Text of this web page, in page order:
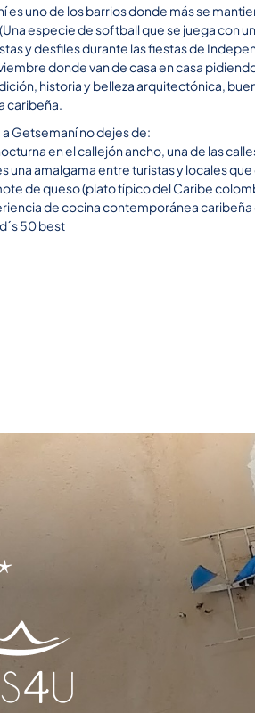
es uno de los barrios donde más se
especie de softball que se juega con
y desfiles durante las fiestas de
donde van de casa en casa
historia y belleza arquitectónica,
caribeña.
a Getsemaní no dejes de:
en el callejón ancho, una de las
una amalgama entre turistas y locales
de queso (plato típico del Caribe
de cocina contemporánea
50 best